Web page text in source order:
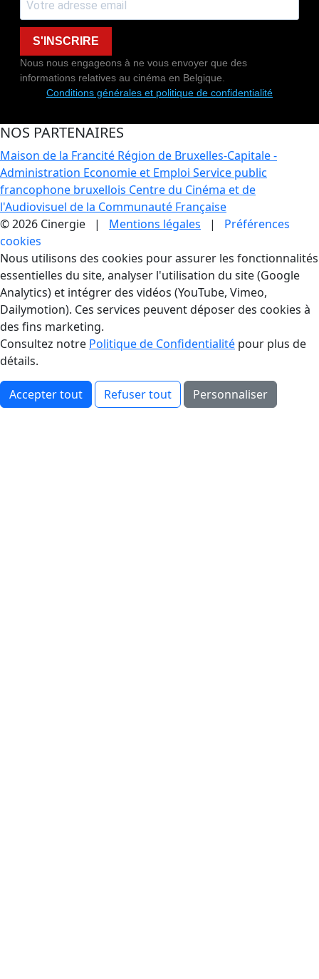
S'INSCRIRE
Nous nous engageons à ne vous envoyer que des
informations relatives au cinéma en Belgique.
Conditions générales et politique de confidentialité
NOS PARTENAIRES
Maison de la Francité Région de Bruxelles-Capitale -
Administration Economie et Emploi Service public
francophone bruxellois Centre du Cinéma et de
l'Audiovisuel de la Communauté Française
© 2026 Cinergie | Mentions légales | Préférences
cookies
Gestion des Cookies
Nous utilisons des cookies pour assurer les fonctionnalités
essentielles du site, analyser l'utilisation du site (Google
Analytics) et intégrer des vidéos (YouTube, Vimeo,
Dailymotion). Ces services peuvent déposer des cookies à
des fins marketing.
Consultez notre Politique de Confidentialité pour plus de
détails.
Accepter tout Refuser tout Personnaliser